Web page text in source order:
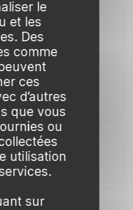
le
et les
Des
comme
ces
d’autres
que vous
ou
utilisation
sur